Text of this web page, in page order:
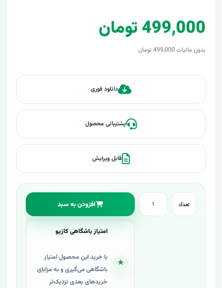
499,000 تومان
بدون مالیات 499,000 تومان
دانلود فوری
پشتیبانی محصول
قابل ویرایش
تعداد افزودن به سبد
★
امتیاز باشگاهی کازیو
با خرید این محصول امتیاز
باشگاهی می‌گیری و به مزایای
خریدهای بعدی نزدیک‌تر